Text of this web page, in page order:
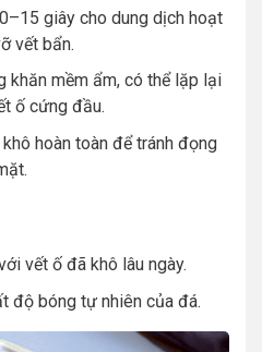
giây cho dung dịch hoạt
vết bẩn.
khăn mềm ẩm, có thể lặp lại
ố cứng đầu.
hoàn toàn để tránh đọng
vết ố đã khô lâu ngày.
độ bóng tự nhiên của đá.